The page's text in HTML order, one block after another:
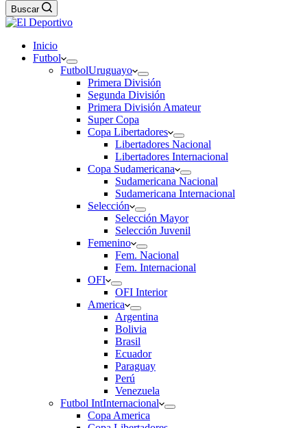
Buscar
Inicio
Futbol
FutbolUruguayo
Primera División
Segunda División
Primera División Amateur
Super Copa
Copa Libertadores
Libertadores Nacional
Libertadores Internacional
Copa Sudamericana
Sudamericana Nacional
Sudamericana Internacional
Selección
Selección Mayor
Selección Juvenil
Femenino
Fem. Nacional
Fem. Internacional
OFI
OFI Interior
America
Argentina
Bolivia
Brasil
Ecuador
Paraguay
Perú
Venezuela
Futbol IntInternacional
Copa America